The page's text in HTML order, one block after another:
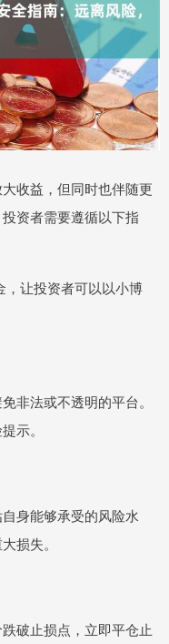
收益，但同时也伴随更
资者需要遵循以下指
让投资者可以以小博
非法或不透明的平台。
示。
身能够承受的风险水
损失。
破止损点，立即平仓止